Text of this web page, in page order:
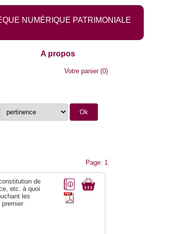
NUMÉRIQUE PATRIMONIALE
A propos
Votre panier(0)
Page: 1
de
etc. à quoi
les